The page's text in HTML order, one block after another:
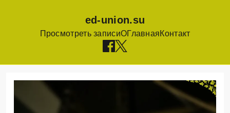
ed-union.su
Просмотреть записиОГлавнаяКонтакт
content